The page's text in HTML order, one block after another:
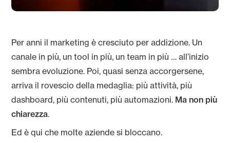
Per anni il marketing è cresciuto per addizione. Un
canale in più, un tool in più, un team in più … all’inizio
sembra evoluzione. Poi, quasi senza accorgersene,
arriva il rovescio della medaglia: più attività, più
dashboard, più contenuti, più automazioni. Ma non più
chiarezza.
Ed è qui che molte aziende si bloccano.